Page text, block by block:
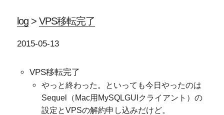
log> VPS移転完了
2015-05-13
VPS移転完了
やっと終わった。といっても今日やったのは
Sequel（Mac用MySQLGUIクライアント）の
設定とVPSの解約申し込みだけど。